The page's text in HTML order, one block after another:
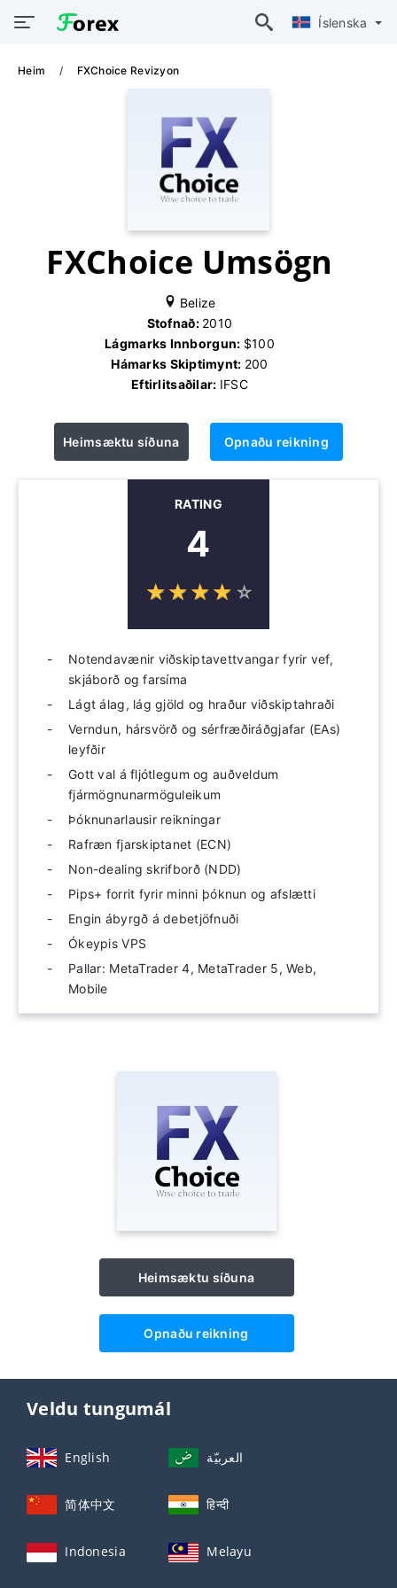
Íslenska
Heim FXChoice Revizyon
FXChoice Umsögn
Belize
Stofnað: 2010
Lágmarks Innborgun: $100
Hámarks Skiptimynt: 200
Eftirlitsaðilar: IFSC
Heimsæktu síðuna Opnaðu reikning
RATING
4
☆☆☆☆ ☆
★★★★ ★
Notendavænir viðskiptavettvangar fyrir vef,
skjáborð og farsíma
Lágt álag, lág gjöld og hraður viðskiptahraði
Verndun, hársvörð og sérfræðiráðgjafar (EAs)
leyfðir
Gott val á fljótlegum og auðveldum
fjármögnunarmöguleikum
Þóknunarlausir reikningar
Rafræn fjarskiptanet (ECN)
Non-dealing skrifborð (NDD)
Pips+ forrit fyrir minni þóknun og afslætti
Engin ábyrgð á debetjöfnuði
Ókeypis VPS
Pallar: MetaTrader 4, MetaTrader 5, Web,
Mobile
Heimsæktu síðuna
Opnaðu reikning
Veldu tungumál
English العربيّة
简体中文 हिन्दी
Indonesia Melayu